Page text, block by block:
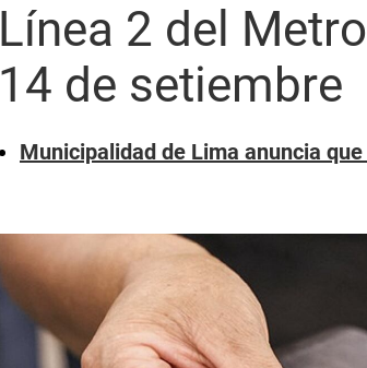
Línea 2 del
14 de setiembre
Municipalidad de Lima anuncia